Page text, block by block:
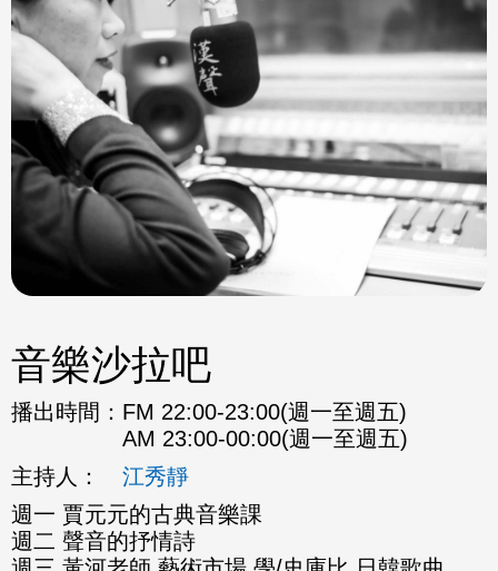
音樂沙拉吧
播出時間： FM 22:00-23:00(週一至週五)
AM 23:00-00:00(週一至週五)
主持人：
江秀靜
週一 賈元元的古典音樂課
週二 聲音的抒情詩